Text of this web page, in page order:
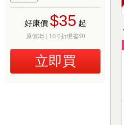
好康價 $35 起
原價35 | 10.0折現省$0
立即買